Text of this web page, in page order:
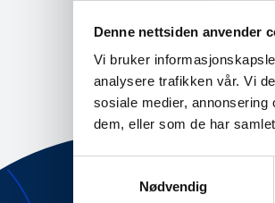
Denne nettsiden anvender
Vi bruker
analysere trafikken vår. Vi
sosiale medier,
dem, eller som de har
Nødvendig